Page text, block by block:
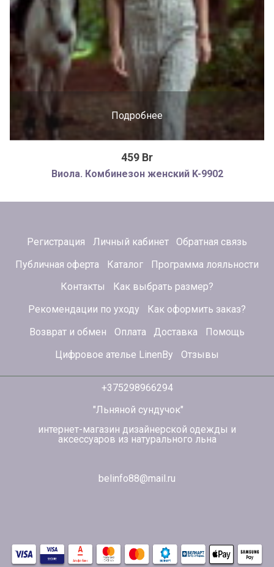
Подробнее
459 Br
Виола. Комбинезон женский K-9902
Регистрация Личный кабинет
Обратная связь
Публичная оферта
Каталог
Программа лояльности
Контакты
Как выбрать размер?
Рекомендации по уходу
Как оформить заказ?
Возврат и обмен
Оплата Доставка
Помощь
Цифровое ателье LinenBy
Отзывы
+375298966294
"Льняной сундучок"
интернет-магазин дизайнерской одежды и
аксессуаров из натурального льна
belinfo88@mail.ru